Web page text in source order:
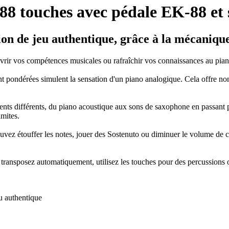
touches avec pédale EK-88
de jeu authentique, grâce à la
vos compétences musicales ou rafraîchir vos connaissances au
pondérées simulent la sensation d'un piano analogique. Cela offre
différents, du piano acoustique aux sons de saxophone en
étouffer les notes, jouer des Sostenuto ou diminuer le volume de
automatiquement, utilisez les touches pour des percussions
authentique